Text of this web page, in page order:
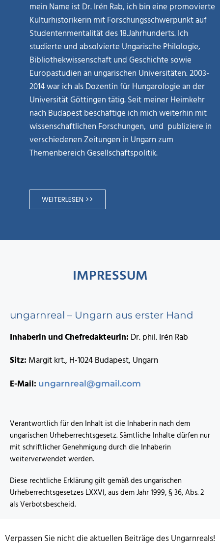
mein Name ist Dr. Irén Rab, ich bin eine promovierte
Kulturhistorikerin mit Forschungsschwerpunkt auf
Studentenmentalität des 18.Jahrhunderts. Ich
studierte und absolvierte Ungarische Philologie,
Bibliothekwissenschaft und Geschichte sowie
Europastudien an ungarischen Universitäten. 2003-
2014 war ich als Dozentin für Hungarologie an der
Universität Göttingen tätig. Seit meiner Heimkehr
nach Budapest beschäftige ich mich weiterhin mit
wissenschaftlichen Forschungen, und publiziere in
verschiedenen Zeitungen in Ungarn zum
Themenbereich Gesellschaftspolitik.
WEITERLESEN >>
IMPRESSUM
ungarnreal – Ungarn aus erster Hand
Inhaberin und Chefredakteurin: Dr. phil. Irén Rab
Sitz: Margit krt., H-1024 Budapest, Ungarn
E-Mail: ungarnreal@gmail.com
Verantwortlich für den Inhalt ist die Inhaberin nach dem
ungarischen Urheberrechtsgesetz. Sämtliche Inhalte dürfen nur
mit schriftlicher Genehmigung durch die Inhaberin
weiterverwendet werden.
Diese rechtliche Erklärung gilt gemäß des ungarischen
Urheberrechtsgesetzes LXXVI, aus dem Jahr 1999, § 36, Abs. 2
als Verbotsbescheid.
Verpassen Sie nicht die aktuellen Beiträge des Ungarnreals!